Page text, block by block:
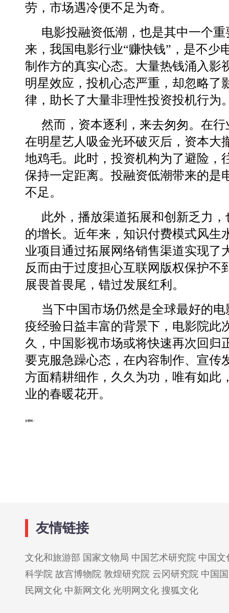
劳，市场遇冷便不足为奇。
电影投融资低潮，也是其中一个
来，我国电影行业“赚快钱”，是不少
制作方的真实心态。大量热钱涌入影
明星效应，投机心态严重，却忽略了
律，助长了大量非理性投资投机行为
然而，资本逐利，来去匆匆。在
在明星艺人吸金光环破灭后，资本大
地鸡毛。此时，投资机构为了避险，
保持一定距离。投融资低潮带来的是
不足。
此外，播放渠道拓展和创新乏力
的增长。近年来，知识付费模式风生
业项目通过拓展网络销售渠道实现了
反而由于过度担心互联网版权保护不
展畏首畏尾，错过发展红利。
当下中国市场仍然是全球最好的
疫经验日益丰富的背景下，电影院此
久，中国影视市场或将快速再次回归
要克服急躁心态，在内容制作、宣传
方面精耕细作，久久为功，唯有如此
业的春暖花开。
分享到：
友情链接
文化和旅游部 国家文物局 中国艺术研究院 中国文
科学院 故宫博物院 敦煌研究院 云冈研究院 中国
民网文化 中新网文化 光明网文化 搜狐文化